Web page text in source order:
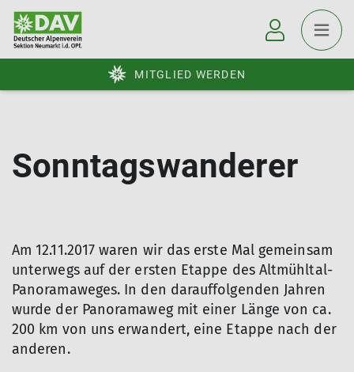
MITGLIED WERDEN
Sonntagswanderer
Am 12.11.2017 waren wir das erste Mal gemeinsam
unterwegs auf der ersten Etappe des Altmühltal-
Panoramaweges. In den darauffolgenden Jahren
wurde der Panoramaweg mit einer Länge von ca.
200 km von uns erwandert, eine Etappe nach der
anderen.